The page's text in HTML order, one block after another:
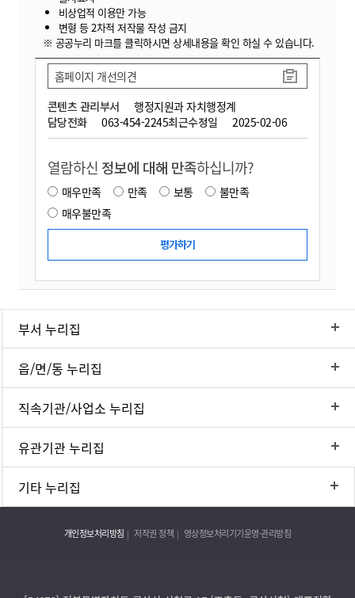
비상업적 이용만 가능
변형 등 2차적 저작물 작성 금지
※ 공공누리 마크를 클릭하시면 상세내용을 확인 하실 수 있습니다.
콘텐츠 관리부서
행정지원과 자치행정계
담당전화
063-454-2245최근수정일 2025-02-06
홈페이지 개선의견
열람하신 정보에 대해 만족하십니까?
매우만족 만족 보통
불만족
매우불만족
부서 누리집
읍/면/동 누리집
직속기관/사업소 누리집
유관기관 누리집
기타 누리집
개인정보처리방침 저작권 정책 영상정보처리기기운영·관리방침